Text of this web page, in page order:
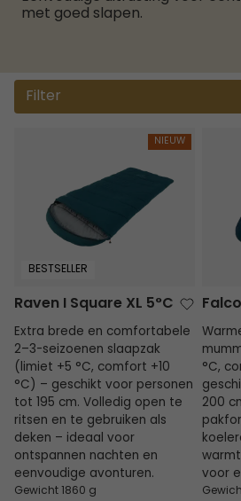
met goed slapen.
Filter
NIEUW
BESTSELLER
Raven I Square XL 5°C
Extra brede en comfortabele
2–3-seizoenen slaapzak
(limiet +5 °C, comfort +10
°C) – geschikt voor personen
tot 195 cm. Volledig open te
ritsen en te gebruiken als
deken – ideaal voor
ontspannen nachten en
eenvoudige avonturen.
Gewicht 1860 g
°C,
200
voor